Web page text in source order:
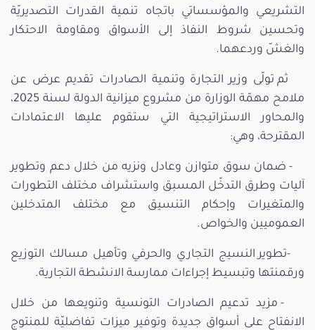
التشريعي والمؤسساتي باتجاه تنمية القدرات التصديريّة
وتحسين شروط النفاذ إلى الأسواق ومقاومة الاحتكار
والغشّ وردعهما.
ثم تولّى وزير التجارة وتنمية الصادرات تقديم عرض عن
ملامح مهمّة الوزارة من مشروع ميزانية الدولة لسنة 2025،
والمحاور الاستراتيجية التي ستقوم عليها الاعتمادات
المقترحة، وهي:
- ضمان سوق متوازن وعادل ونزيه من خلال دعم وتطوير
آليات وطرق التدخّل المسبق واستشراف مختلف التطورات
والمتغيرات وإحكام التنسيق مع مختلف المتدخلين
العموميين والخواص.
-تطوير النسيج التجاري والحرفي وتأهيل مسالك التوزيع
ورقمنتها وتبسيط إجراءات ممارسة الانشطة التجارية.
- مزيد تدعيم الصادرات التونسية وتنويعها من خلال
الانفتاح على أسواق جديدة وتوفير ميزات تفاضليّة للمنتوج